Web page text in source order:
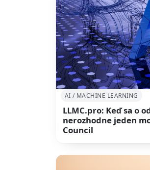
AI / MACHINE LEARNING
LLMC.pro: Keď sa o
nerozhodne jeden
Council